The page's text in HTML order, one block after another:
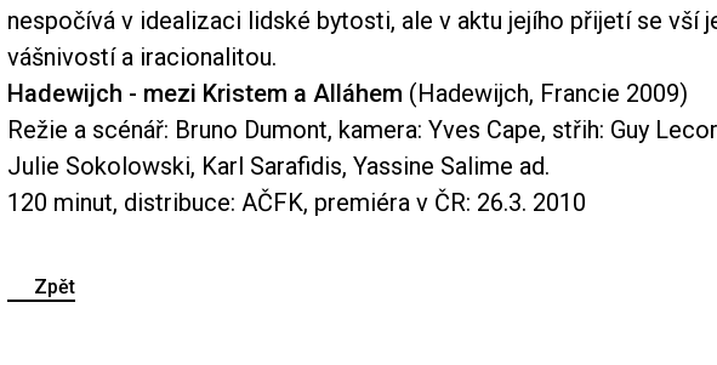
nespočívá v idealizaci lidské bytosti, ale v aktu jejího přijetí se vší
vášnivostí a iracionalitou.
Hadewijch - mezi Kristem a Alláhem (Hadewijch, Francie 2009)
Režie a scénář: Bruno Dumont, kamera: Yves Cape, střih: Guy
Julie Sokolowski, Karl Sarafidis, Yassine Salime ad.
120 minut, distribuce: AČFK, premiéra v ČR: 26.3. 2010
Zpět